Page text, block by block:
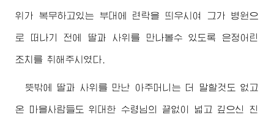
위가 복무하고있는 부대에 련락을 띄우시여 그가 병원으
로 떠나기 전에 딸과 사위를 만나볼수 있도록 은정어린
조치를 취해주시였다.
뜻밖에 딸과 사위를 만난 아주머니는 더 말할것도 없고
온 마을사람들도위대한 수령님 의 끝없이 넓고 깊으신 친